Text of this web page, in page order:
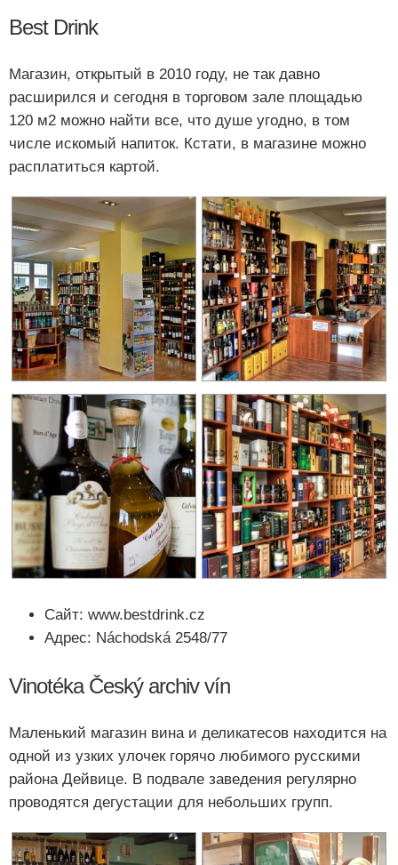
Best Drink
Магазин, открытый в 2010 году, не так давно
расширился и сегодня в торговом зале площадью
120 м2 можно найти все, что душе угодно, в том
числе искомый напиток. Кстати, в магазине можно
расплатиться картой.
Сайт: www.bestdrink.cz
Адрес: Náchodská 2548/77
Vinotéka Český archiv vín
Маленький магазин вина и деликатесов находится на
одной из узких улочек горячо любимого русскими
района Дейвице. В подвале заведения регулярно
проводятся дегустации для небольших групп.